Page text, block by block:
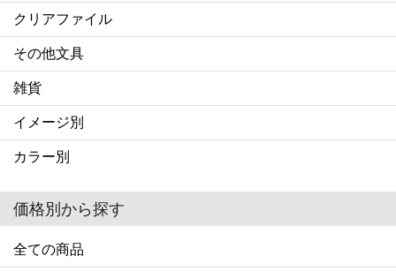
クリアファイル
その他文具
雑貨
イメージ別
カラー別
価格別から探す
全ての商品